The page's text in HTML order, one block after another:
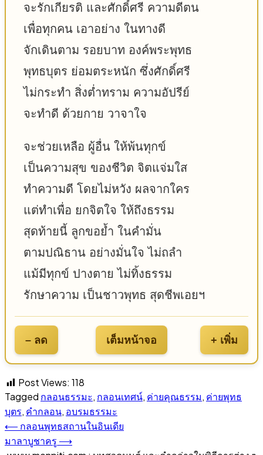
จะรักเกียรติ และศักดิ์ศรี ความดีตน
เพื่อทุกคน เอาอย่าง ในทางดี
จักเดินตาม รอยบาท องค์พระพุทธ
พุทธบุตร ย่อมตระหนัก ซึ่งศักดิ์ศรี
ไม่กระทำ สิ่งต่ำทราม ความอัปรีย์
จะทำดี ด้วยกาย วาจาใจ
จะช่วยเหลือ ผู้อื่น ให้พ้นทุกข์
เป็นความสุข ของชีวิต จิตแจ่มใส
ทำความดี โดยไม่หวัง ผลจากใคร
แต่ทำเพื่อ ยกจิตใจ ให้ถึงธรรม
สุดท้ายนี้ ลูกขอย้ำ ในคำมั่น
ตามปณิธาน อย่างมั่นใจ ไม่ถลำ
แม้มีทุกข์ ปางตาย ไม่ทิ้งธรรม
รักษาความ เป็นชาวพุทธ สุดชีพเอยฯ
– ลด เต็มหน้าจอ + เพิ่ม
Post Views: 118
Tagged กลอนธรรมะ, กลอนเทศน์, ค่ายคุณธรรม, ค่ายพุทธ
บุตร, คำกลอน, อบรมธรรมะ
แนะแนว
⟵ กลอนพุทธสถานในอินเดีย
มาลาบูชาครู ⟶